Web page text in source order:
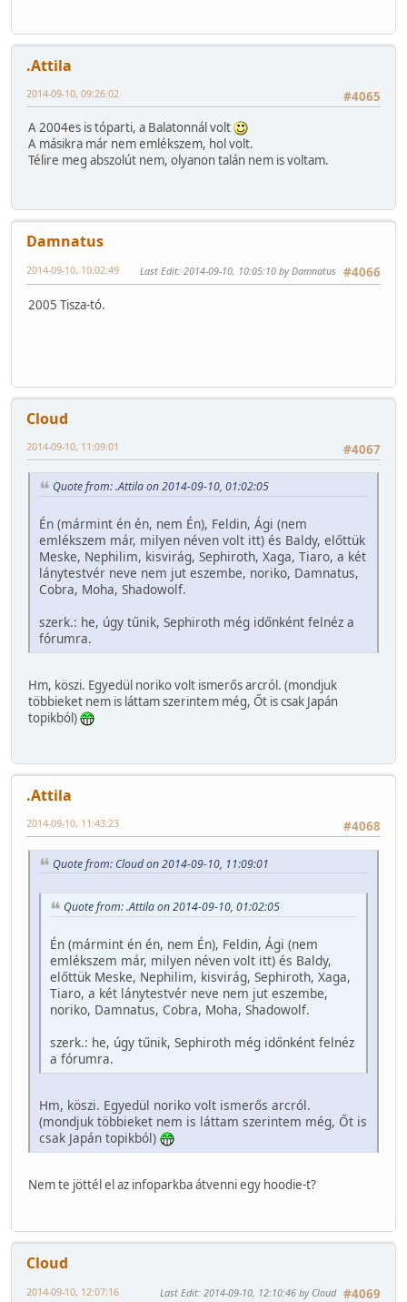
.Attila
#4065
2014-09-10, 09:26:02
A 2004es is tóparti, a Balatonnál volt
A másikra már nem emlékszem, hol volt.
Télire meg abszolút nem, olyanon talán nem is voltam.
Damnatus
#4066
2014-09-10, 10:02:49 Last Edit: 2014-09-10, 10:05:10 by Damnatus
2005 Tisza-tó.
Cloud
#4067
2014-09-10, 11:09:01
Quote from: .Attila on 2014-09-10, 01:02:05
Én (mármint én én, nem Én), Feldin, Ági (nem
emlékszem már, milyen néven volt itt) és Baldy, előttük
Meske, Nephilim, kisvirág, Sephiroth, Xaga, Tiaro, a két
lánytestvér neve nem jut eszembe, noriko, Damnatus,
Cobra, Moha, Shadowolf.
szerk.: he, úgy tűnik, Sephiroth még időnként felnéz a
fórumra.
Hm, köszi. Egyedül noriko volt ismerős arcról. (mondjuk
többieket nem is láttam szerintem még, Őt is csak Japán
topikból)
.Attila
#4068
2014-09-10, 11:43:23
Quote from: Cloud on 2014-09-10, 11:09:01
Quote from: .Attila on 2014-09-10, 01:02:05
Én (mármint én én, nem Én), Feldin, Ági (nem
emlékszem már, milyen néven volt itt) és Baldy,
előttük Meske, Nephilim, kisvirág, Sephiroth, Xaga,
Tiaro, a két lánytestvér neve nem jut eszembe,
noriko, Damnatus, Cobra, Moha, Shadowolf.
szerk.: he, úgy tűnik, Sephiroth még időnként felnéz
a fórumra.
Hm, köszi. Egyedül noriko volt ismerős arcról.
(mondjuk többieket nem is láttam szerintem még, Őt is
csak Japán topikból)
Nem te jöttél el az infoparkba átvenni egy hoodie-t?
Cloud
#4069
2014-09-10, 12:07:16 Last Edit: 2014-09-10, 12:10:46 by Cloud